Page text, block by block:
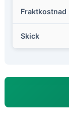
Fraktkostnad
Skick